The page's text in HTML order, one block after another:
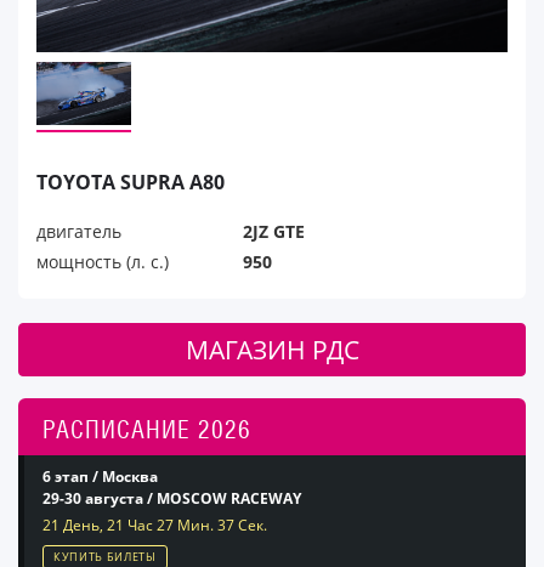
TOYOTA SUPRA A80
двигатель
2JZ GTE
мощность (л. с.)
950
МАГАЗИН РДС
РАСПИСАНИЕ 2026
6 этап / Москва
29-30 августа / MOSCOW RACEWAY
21 День, 21 Час 27 Мин. 36 Сек.
КУПИТЬ БИЛЕТЫ